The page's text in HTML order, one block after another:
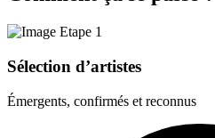
Sélection d’artistes
Émergents, confirmés et reconnus